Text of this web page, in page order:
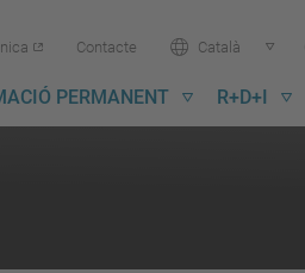
Contacte Idioma:Català
PERMANENT R+D+I